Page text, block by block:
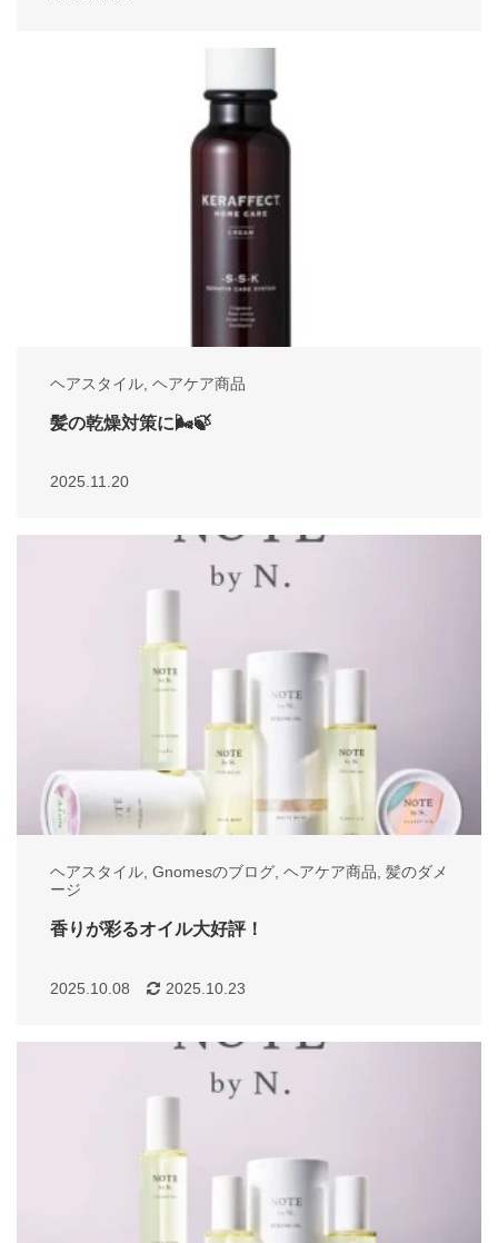
ヘアスタイル, ヘアケア商品
髪の乾燥対策に🌬️🍃
2025.11.20
ヘアスタイル Gnomesのブログ ヘアケア商品 髪のダメ
ージ
香りが彩るオイル大好評！
2025.10.08 2025.10.23